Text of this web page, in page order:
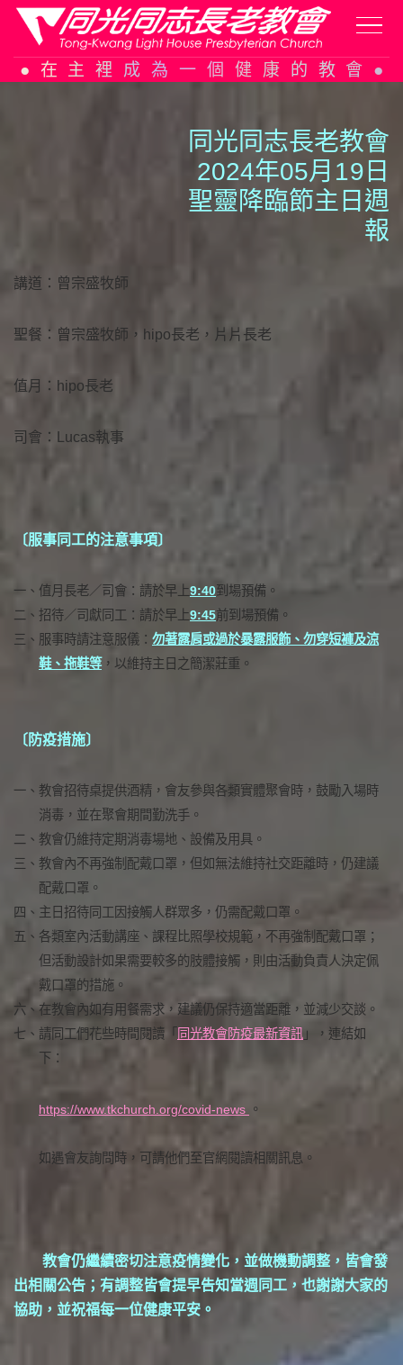
Skip
to
在主裡成為一個健康的教會
同光同志長老教會
2024年05月 19日
聖靈降臨節主日週
報
講道：曾宗盛牧師
聖餐：曾宗盛牧師，hipo長老，片片長老
值月：hipo長老
司會：Lucas執事
〔服事同工的注意事項〕
一、 值月長老／司會：請於早上9:40到場預備。
二、 招待／司獻同工：請於早上9:45前到場預備。
三、 服事時請注意服儀： 勿著露肩或過於暴露服飾、勿穿短褲及涼
鞋、拖鞋等 ，以維持主日之簡潔莊重。
〔防疫措施〕
一、 教會招待桌提供酒精，會友參與各類實體聚會時，鼓勵入場時
消毒，並在聚會期間勤洗手。
二、 教會仍維持定期消毒場地、設備及用具。
三、 教會內不再強制配戴口罩，但如無法維持社交距離時，仍建議
配戴口罩。
四、 主日招待同工因接觸人群眾多，仍需配戴口罩。
五、 各類室內活動講座、課程比照學校規範，不再強制配戴口罩；
但活動設計如果需要較多的肢體接觸，則由活動負責人決定佩
戴口罩的措施。
六、在教會內如有用餐需求，建議仍保持適當距離，並減少交談。
七、 請同工們花些時間閱讀「 同光教會防疫最新資訊 」，連結如
下：
https://www.tkchurch.org/covid-news 。
如遇會友詢問時，可請他們至官網閱讀相關訊息。
教會仍繼續密切注意疫情變化，並做機動調整，皆會發
出相關公告；有調整皆會提早告知當週同工，也謝謝大家的
協助，並祝福每一位健康平安。